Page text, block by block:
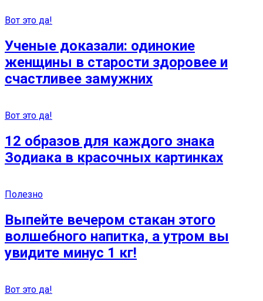
Вот это да!
Ученые доказали: одинокие
женщины в старости здоровее и
счастливее замужних
Вот это да!
12 образов для каждого знака
Зодиака в красочных картинках
Полезно
Выпейте вечером стакан этого
волшебного напитка, а утром вы
увидите минус 1 кг!
Вот это да!